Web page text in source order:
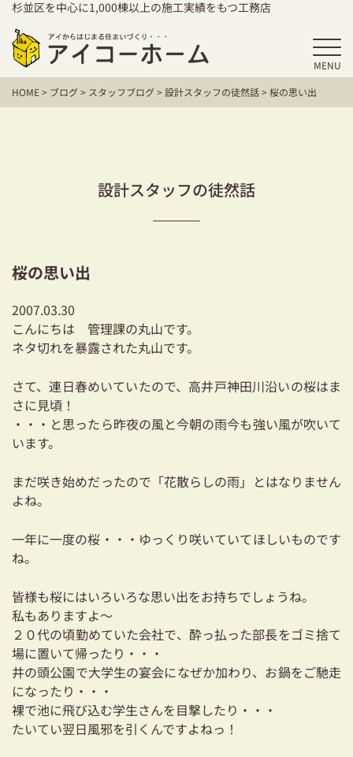
杉並区を中心に1,000棟以上の施工実績をもつ工務店
MENU
HOME
アイコーホームの家づくり
お客様の声
保証／アフターサポート
建て替えをお考えの方
リフォーム・リノベーションをお考えの方
資金計画についてのご相談
お知らせ
採用情報
03-3334-0334
HOME> ブログ> スタッフブログ>設計スタッフの徒然話>桜の思い出
設計スタッフの徒然話
桜の思い出
2007.03.30
こんにちは 管理課の丸山です。
ネタ切れを暴露された丸山です。
さて、連日春めいていたので、高井戸神田川沿いの桜はま
さに見頃！
・・・と思ったら昨夜の風と今朝の雨今も強い風が吹いて
います。
まだ咲き始めだったので「花散らしの雨」とはなりません
よね。
一年に一度の桜・・・ゆっくり咲いていてほしいものです
ね。
皆様も桜にはいろいろな思い出をお持ちでしょうね。
私もありますよ～
２０代の頃勤めていた会社で、酔っ払った部長をゴミ捨て
場に置いて帰ったり・・・
井の頭公園で大学生の宴会になぜか加わり、お鍋をご馳走
になったり・・・
裸で池に飛び込む学生さんを目撃したり・・・
たいてい翌日風邪を引くんですよねっ！